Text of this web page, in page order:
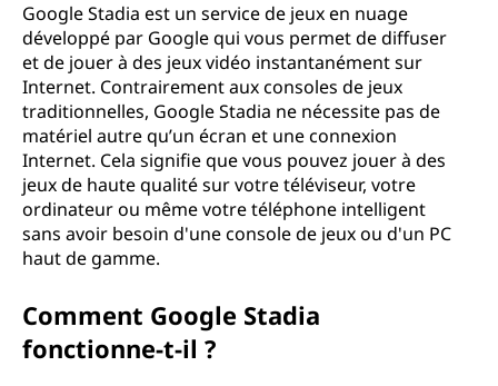
Google Stadia est un service de jeux en nuage
développé par Google qui vous permet de diffuser
et de jouer à des jeux vidéo instantanément sur
Internet. Contrairement aux consoles de jeux
traditionnelles, Google Stadia ne nécessite pas de
matériel autre qu’un écran et une connexion
Internet. Cela signifie que vous pouvez jouer à des
jeux de haute qualité sur votre téléviseur, votre
ordinateur ou même votre téléphone intelligent
sans avoir besoin d'une console de jeux ou d'un PC
haut de gamme.
Comment Google Stadia
fonctionne-t-il ?